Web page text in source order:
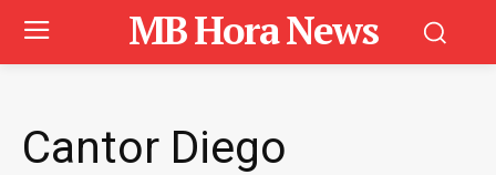
MB Hora News
Cantor Diego